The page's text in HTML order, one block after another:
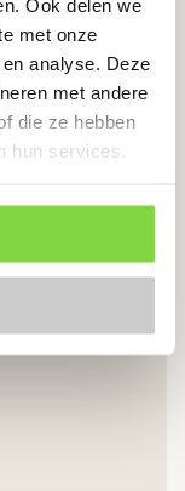
Ook delen we
met onze
analyse. Deze
met andere
die ze hebben
hun services.